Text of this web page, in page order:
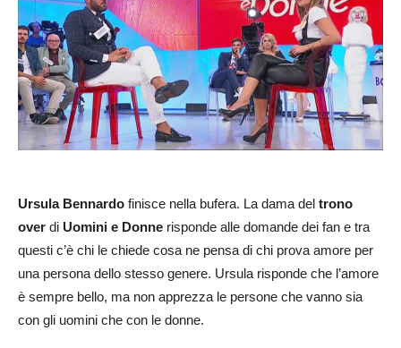
Ursula Bennardo finisce nella bufera. La dama del trono
over di Uomini e Donne risponde alle domande dei fan e tra
questi c’è chi le chiede cosa ne pensa di chi prova amore per
una persona dello stesso genere. Ursula risponde che l’amore
è sempre bello, ma non apprezza le persone che vanno sia
con gli uomini che con le donne.